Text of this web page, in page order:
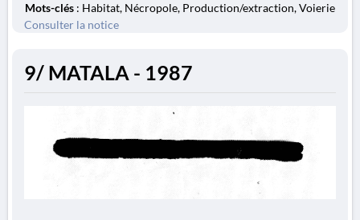
Mots-clés : Habitat, Nécropole, Production/extraction, Voierie
Consulter la notice
9/ MATALA - 1987